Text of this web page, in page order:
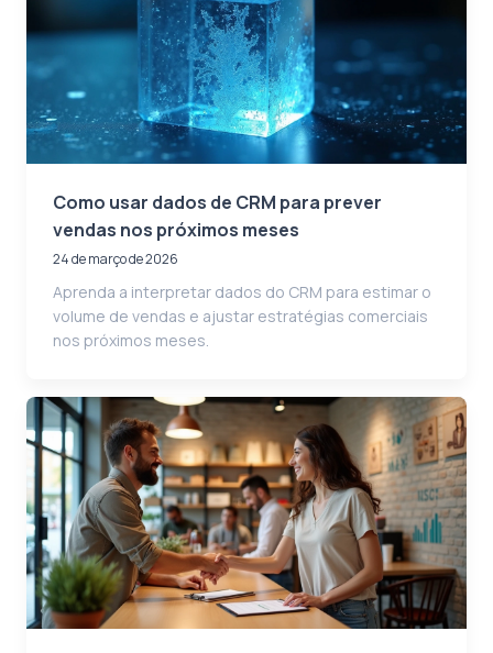
Como usar dados de CRM para prever
vendas nos próximos meses
24 de março de 2026
Aprenda a interpretar dados do CRM para estimar o
volume de vendas e ajustar estratégias comerciais
nos próximos meses.